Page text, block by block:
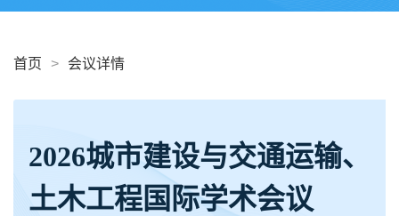
首页 > 会议详情
2026城市建设与交通运输、
土木工程国际学术会议